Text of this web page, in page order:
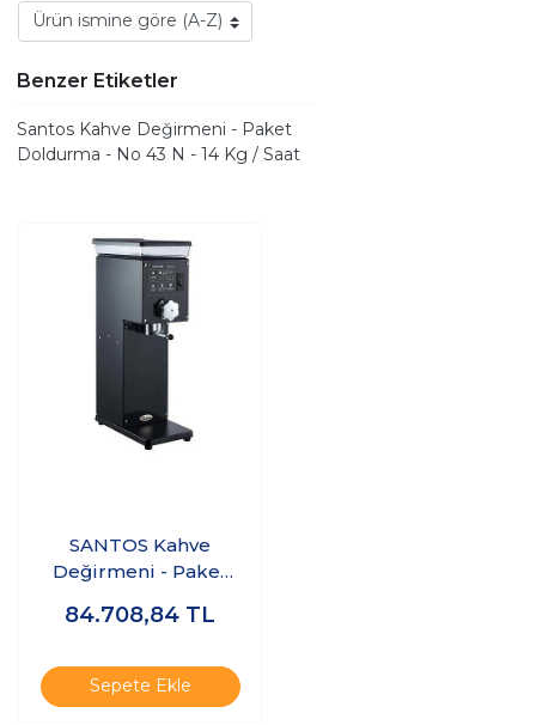
Benzer Etiketler
Santos Kahve Değirmeni - Paket
Doldurma - No 43 N - 14 Kg / Saat
SANTOS Kahve
Değirmeni - Paket
- 14 Kg / Saat
84.708,84 TL
Sepete Ekle